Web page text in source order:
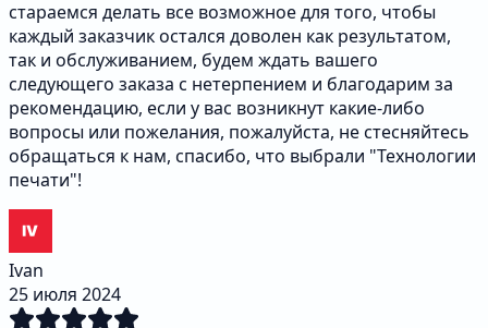
стараемся делать все возможное для того, чтобы
каждый заказчик остался доволен как результатом,
так и обслуживанием, будем ждать вашего
следующего заказа с нетерпением и благодарим за
рекомендацию, если у вас возникнут какие-либо
вопросы или пожелания, пожалуйста, не стесняйтесь
обращаться к нам, спасибо, что выбрали "Технологии
печати"!
Ivan
25 июля 2024